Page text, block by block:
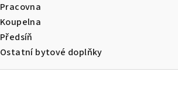
Pracovna
Koupelna
Předsíň
Ostatní bytové doplňky